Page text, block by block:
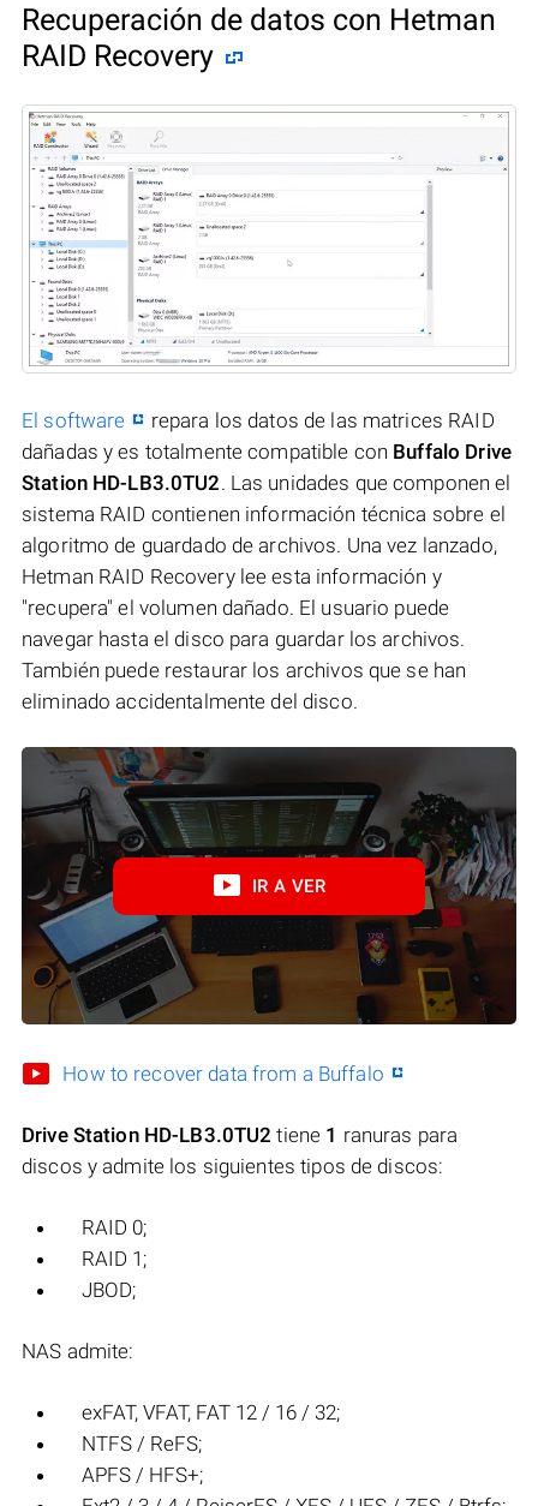
Recuperación de datos con Hetman
RAID Recovery
El software
repara los datos de las matrices RAID
dañadas y es totalmente compatible con Buffalo Drive
Station HD-LB3.0TU2. Las unidades que componen el
sistema RAID contienen información técnica sobre el
algoritmo de guardado de archivos. Una vez lanzado,
Hetman RAID Recovery lee esta información y
"recupera" el volumen dañado. El usuario puede
navegar hasta el disco para guardar los archivos.
También puede restaurar los archivos que se han
eliminado accidentalmente del disco.
IR A VER
How to recover data from a Buffalo
Drive Station HD-LB3.0TU2 tiene 1 ranuras para
discos y admite los siguientes tipos de discos:
RAID 0;
RAID 1;
JBOD;
NAS admite:
exFAT, VFAT, FAT 12 / 16 / 32;
NTFS / ReFS;
APFS / HFS+;